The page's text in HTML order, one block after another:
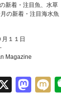
新着・注目魚、水草
の新着・注目海水魚
１１日
Magazine
X